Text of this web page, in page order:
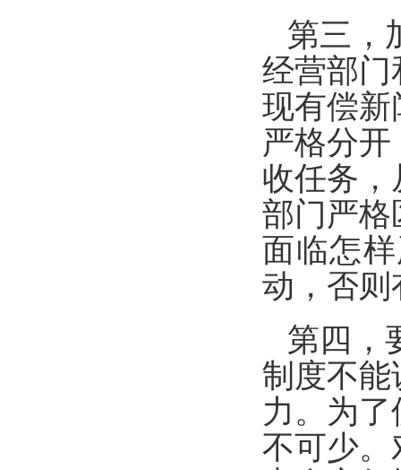
第三，
经营部门
现有偿新
严格分
收任务
部门严格
面临怎
动，否则
第四，
制度不能
力。为
不可少。